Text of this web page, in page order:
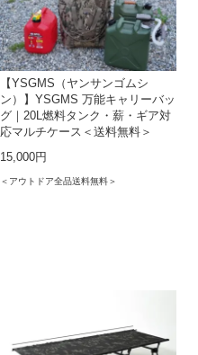
【YSGMS（ヤンサンゴムシ
ン）】YSGMS 万能キャリーバッ
グ｜20L燃料タンク・薪・ギア対
応マルチケース＜送料無料＞
15,000円
＜アウトドア全品送料無料＞